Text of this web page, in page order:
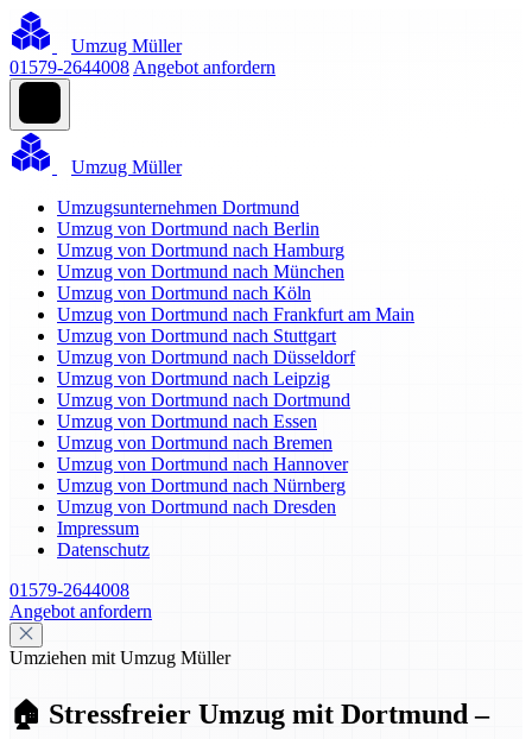
Umzug Müller
01579-2644008 Angebot anfordern
Umzug Müller
Umzugsunternehmen Dortmund
Umzug von Dortmund nach Berlin
Umzug von Dortmund nach Hamburg
Umzug von Dortmund nach München
Umzug von Dortmund nach Köln
Umzug von Dortmund nach Frankfurt am Main
Umzug von Dortmund nach Stuttgart
Umzug von Dortmund nach Düsseldorf
Umzug von Dortmund nach Leipzig
Umzug von Dortmund nach Dortmund
Umzug von Dortmund nach Essen
Umzug von Dortmund nach Bremen
Umzug von Dortmund nach Hannover
Umzug von Dortmund nach Nürnberg
Umzug von Dortmund nach Dresden
Impressum
Datenschutz
01579-2644008
Angebot anfordern
Umziehen mit Umzug Müller
🏠 Stressfreier Umzug mit Dortmund –